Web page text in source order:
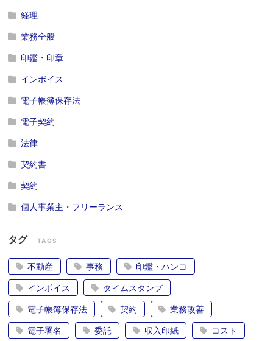
経理
業務全般
印鑑・印章
インボイス
電子帳簿保存法
電子契約
法律
契約書
契約
個人事業主・フリーランス
タグ TAGS
不動産 事務 印鑑・ハンコ
インボイス タイムスタンプ
電子帳簿保存法 契約 業務改善
電子署名 委託 収入印紙 コスト